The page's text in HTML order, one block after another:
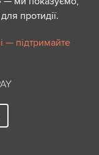
протидії.
— підтримайте